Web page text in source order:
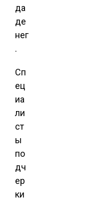
да
де
нег
.
Сп
ец
иа
ли
ст
ы
по
дч
ер
ки